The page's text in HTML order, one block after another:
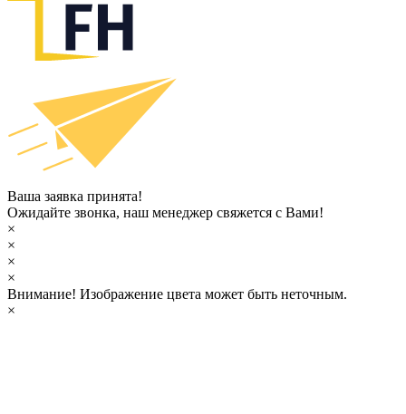
Ваша заявка принята!
Ожидайте звонка, наш менеджер свяжется с Вами!
×
×
×
×
Внимание! Изображение цвета может быть неточным.
×